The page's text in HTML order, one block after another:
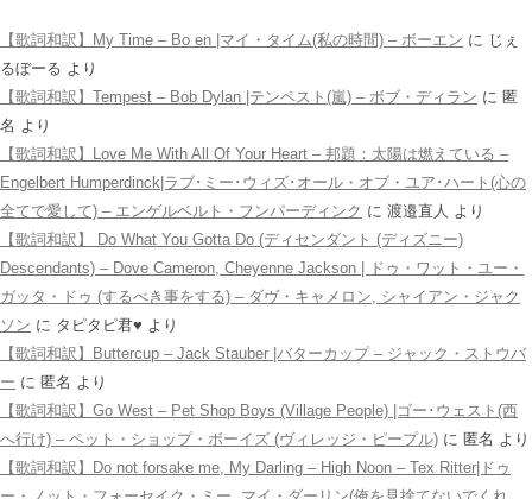
【歌詞和訳】My Time – Bo en |マイ・タイム(私の時間) – ボーエン に じぇ
るぼーる より
【歌詞和訳】Tempest – Bob Dylan |テンペスト(嵐) – ボブ・ディラン に 匿
名 より
【歌詞和訳】Love Me With All Of Your Heart – 邦題：太陽は燃えている –
Engelbert Humperdinck|ラブ･ミー･ウィズ･オール・オブ・ユア･ハート(心の
全てで愛して) – エンゲルベルト・フンパーディンク に 渡邉直人 より
【歌詞和訳】 Do What You Gotta Do (ディセンダント (ディズニー)
Descendants) – Dove Cameron, Cheyenne Jackson | ドゥ・ワット・ユー・
ガッタ・ドゥ (するべき事をする) – ダヴ・キャメロン, シャイアン・ジャク
ソン に タピタピ君♥️ より
【歌詞和訳】Buttercup – Jack Stauber |バターカップ – ジャック・ストウバ
ー に 匿名 より
【歌詞和訳】Go West – Pet Shop Boys (Village People) |ゴー･ウェスト(西
へ行け) – ペット・ショップ・ボーイズ (ヴィレッジ・ピープル) に 匿名 より
【歌詞和訳】Do not forsake me, My Darling – High Noon – Tex Ritter|ドゥ